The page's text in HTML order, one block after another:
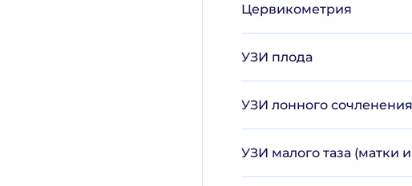
Цервикометрия
УЗИ плода
УЗИ лонного сочленения
УЗИ малого таза (матки